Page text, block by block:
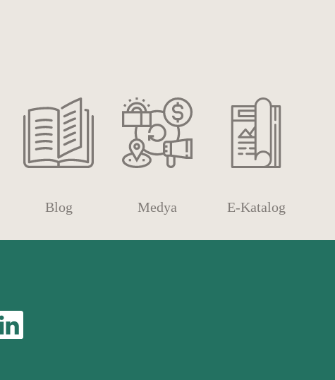
Blog Medya E-Katalog